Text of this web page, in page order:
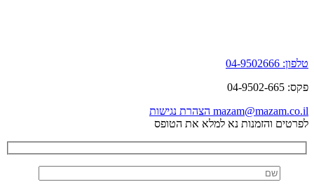
טלפון: 04-9502666
פקס: 04-9502-665
mazam@mazam.co.il הצהרת נגישות
לפרטים והזמנות נא למלא את הטופס